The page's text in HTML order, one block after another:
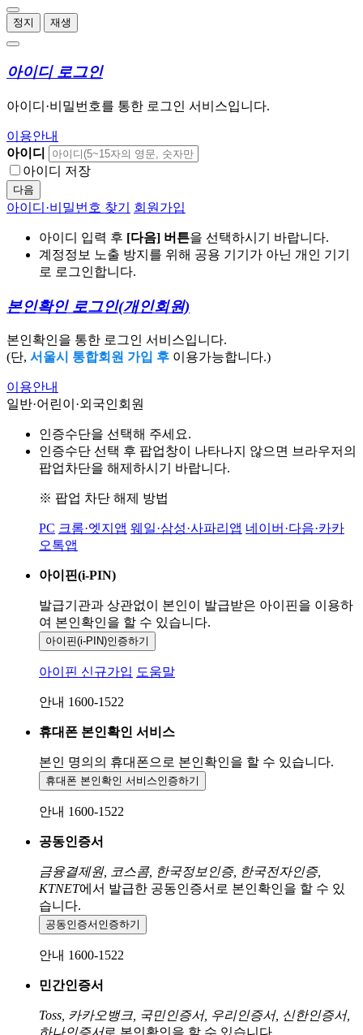
정지 재생
아이디 로그인
아이디·비밀번호를 통한 로그인 서비스입니다.
이용안내
아이디
아이디 저장
다음
아이디·비밀번호 찾기 회원가입
아이디 입력 후 [다음] 버튼을 선택하시기 바랍니다.
계정정보 노출 방지를 위해 공용 기기가 아닌 개인 기기
로 로그인합니다.
본인확인 로그인(개인회원)
본인확인을 통한 로그인 서비스입니다.
(단, 서울시 통합회원 가입 후 이용가능합니다.)
이용안내
일반·어린이·외국인회원
인증수단을 선택해 주세요.
인증수단 선택 후 팝업창이 나타나지 않으면 브라우저의
팝업차단을 해제하시기 바랍니다.
※ 팝업 차단 해제 방법
PC 크롬·엣지앱 웨일·삼성·사파리앱 네이버·다음·카카
오톡앱
아이핀(i-PIN)
발급기관과 상관없이 본인이 발급받은 아이핀을 이용하
여 본인확인을 할 수 있습니다.
아이핀(i-PIN)인증하기
아이핀 신규가입 도움말
안내 1600-1522
휴대폰 본인확인 서비스
본인 명의의 휴대폰으로 본인확인을 할 수 있습니다.
휴대폰 본인확인 서비스인증하기
안내 1600-1522
공동인증서
금융결제원, 코스콤, 한국정보인증, 한국전자인증,
KTNET에서 발급한 공동인증서로 본인확인을 할 수 있
습니다.
공동인증서 인증하기
안내 1600-1522
민간인증서
Toss, 카카오뱅크, 국민인증서, 우리인증서, 신한인증서,